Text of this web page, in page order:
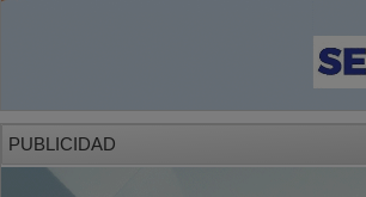
PUBLICIDAD